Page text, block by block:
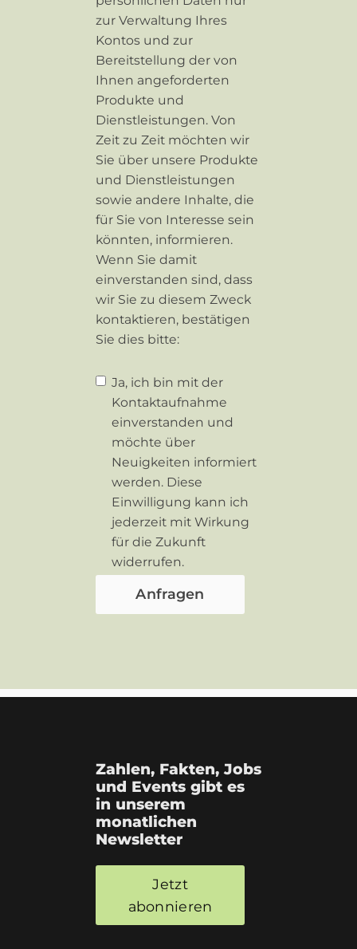
zur Verwaltung Ihres
Kontos und zur
Bereitstellung der von
Ihnen angeforderten
Produkte und
Dienstleistungen. Von
Zeit zu Zeit möchten wir
Sie über unsere Produkte
und Dienstleistungen
sowie andere Inhalte, die
für Sie von Interesse sein
könnten, informieren.
Wenn Sie damit
einverstanden sind, dass
wir Sie zu diesem Zweck
kontaktieren, bestätigen
Sie dies bitte:
Ja, ich bin mit der
Kontaktaufnahme
einverstanden und
möchte über
Neuigkeiten informiert
werden. Diese
Einwilligung kann ich
jederzeit mit Wirkung
für die Zukunft
widerrufen.
Zahlen, Fakten, Jobs
und Events gibt es
in unserem
monatlichen
Newsletter
Jetzt
abonnieren